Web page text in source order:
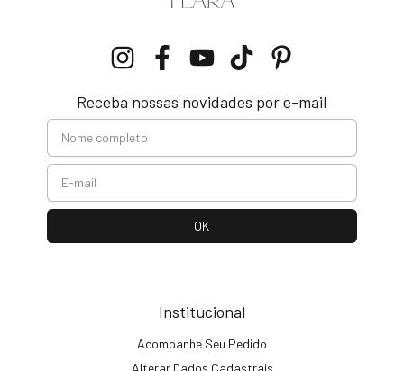
Receba nossas novidades por e-mail
Institucional
Acompanhe Seu Pedido
Alterar Dados Cadastrais